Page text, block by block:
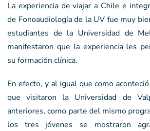
La experiencia de viajar a Chile e
de Fonoaudiología de la UV fue muy
estudiantes de la Universidad de
manifestaron que la experiencia les
su formación clínica.
En efecto, y al igual que como
que visitaron la Universidad de
anteriores, como parte del mismo
los tres jóvenes se mostraron